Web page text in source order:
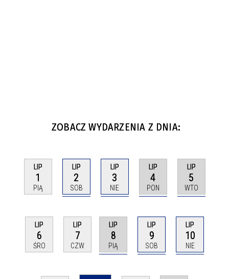
ZOBACZ WYDARZENIA Z DNIA:
LIP
1
PIĄ
LIP
2
SOB
LIP
3
NIE
LIP
4
PON
LIP
5
WTO
LIP
6
ŚRO
LIP
7
CZW
LIP
8
PIĄ
LIP
9
SOB
LIP
10
NIE